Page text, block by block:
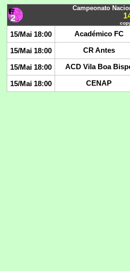
Campeonato
15/Mai 18:00 Académico FC
15/Mai 18:00 CR Antes
15/Mai 18:00 ACD Vila Boa
15/Mai 18:00 CENAP